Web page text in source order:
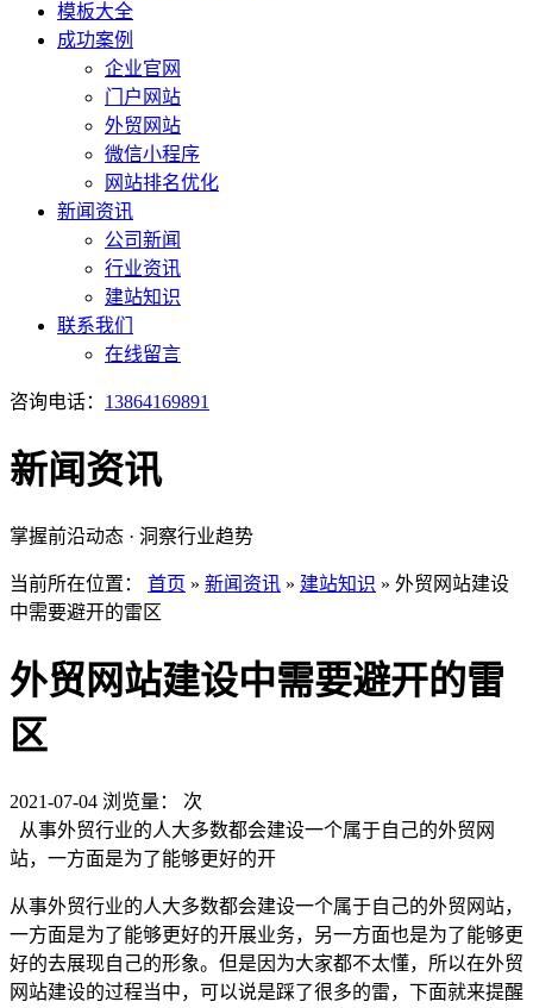
模板大全
成功案例
企业官网
门户网站
外贸网站
微信小程序
网站排名优化
新闻资讯
公司新闻
行业资讯
建站知识
联系我们
在线留言
咨询电话： 13864169891
新闻资讯
掌握前沿动态 · 洞察行业趋势
当前所在位置： 首页 » 新闻资讯 » 建站知识 » 外贸网站建设
中需要避开的雷区
外贸网站建设中需要避开的雷
区
2021-07-04 浏览量：
次
从事外贸行业的人大多数都会建设一个属于自己的外贸网
站，一方面是为了能够更好的开
从事外贸行业的人大多数都会建设一个属于自己的外贸网站，
一方面是为了能够更好的开展业务，另一方面也是为了能够更
好的去展现自己的形象。但是因为大家都不太懂，所以在外贸
网站建设的过程当中，可以说是踩了很多的雷，下面就来提醒